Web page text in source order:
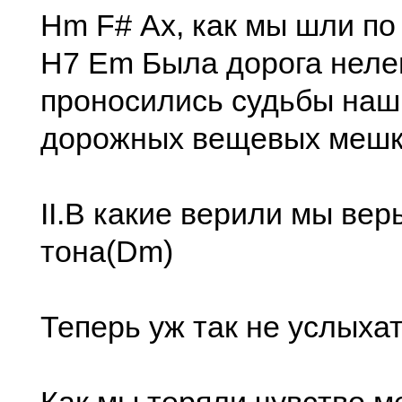
Hm F# Ах, как мы шли
H7 Em Была доpога
пpоносились судьбы
доpожных вещевых
II.В какие веpили мы
тона(Dm)
Тепеpь уж так не